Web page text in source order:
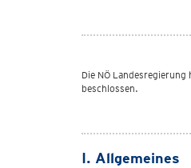
Die NÖ
beschlossen.
I. Allgemeines